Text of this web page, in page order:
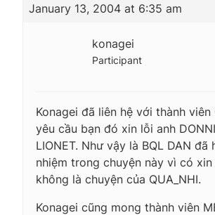
January 13, 2004 at 6:35 am
konagei
Participant
Konagei đã liên hệ với thành viên
yêu cầu bạn đó xin lỗi anh
LIONET. Như vậy là BQL DAN đã
nhiệm trong chuyện này vì có
không là chuyện của QUA_NHI.
Konagei cũng mong thành viên